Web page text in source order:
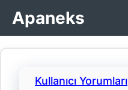
İçeriğe
atlaApaneks
Kullanıcı Yorumları